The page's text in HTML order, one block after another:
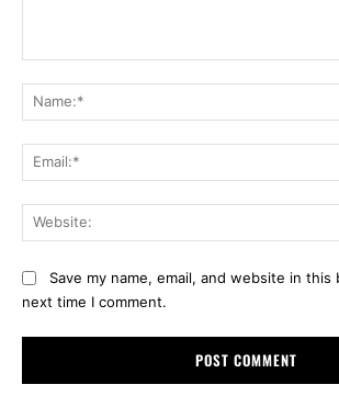
Save my name, email, and website in
next time I comment.